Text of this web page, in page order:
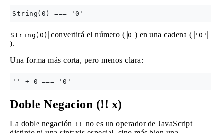
String(0) convertirá el número ( 0 ) en una cadena ( '0'
).
Una forma más corta, pero menos clara:
Doble Negacion (!! x)
La doble negación !! no es un operador de JavaScript